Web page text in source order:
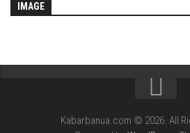
IMAGE
Kabarbanua.com © 2026. All